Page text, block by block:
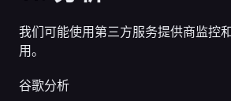
我们可能使用第三方服务提供商监控
用。
谷歌分析